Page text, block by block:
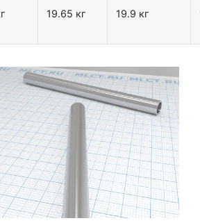
19.65 кг 19.9 кг